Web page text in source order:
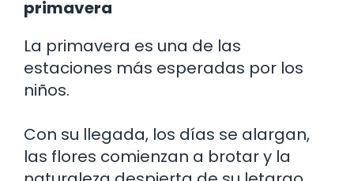
primavera
La primavera es una de las
estaciones más esperadas por los
niños.
Con su llegada, los días se alargan,
las flores comienzan a brotar y la